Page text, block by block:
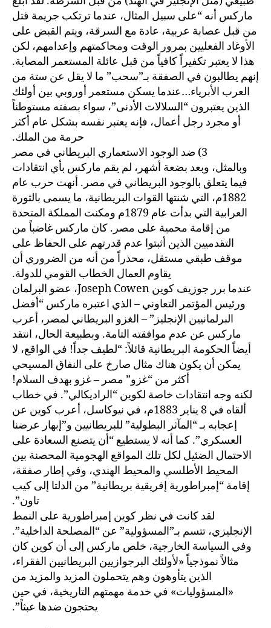
ماركس أنه “على سبيل المثال، عندما ترتكب جريمة قتل
من قبل عصابة عربية، عادة مع السرقة، ويتم القبض على
الأوغاد الفعليين بمرور الوقت ومحاكمتهم وإعدامهم، لكن
هذا لا يعتبر تكفيراً كافياً من قبل عائلة المستعمر المصابة.
إنهم يطالبون في الصفقة بـ”سحب” ما لا يقل عن ستة من
العرب الأبرياء…عندما يسكن مستعمر أوروبي بين أولئك
الذين يعتبرون “السلالات الأدنى”، سواء بصفته مستوطناً
أو مجرد رجل أعمال، فإنه يعتبر نفسه بشكل عام أكثر
حرمة من الملك.
3) ضد الوجود الاستعماري البريطاني في مصر
وبالمثل، وبعد بضعة أشهر، لم يقم ماركس بأي انتقادات
فيما يتعلق بالوجود البريطاني في مصر. أنهت حرب عام
1882م، التي شنتها القوات البريطانية، ما يسمى بالثورة
العرابية التي بدأت عام 1879م ومكنت المملكة المتحدة
من إقامة محمية على مصر. كان ماركس غاضباً من
التقدميين الذين أثبتوا عدم قدرتهم على الحفاظ على
موقف طبقي مستقل، محذراً من أنه من الضروري أن
يقاوم العمال الخطاب القومي للدولة.
عندما برر جوزيف كوين Joseph Cowen، عضو البرلمان
ورئيس المؤتمر التعاوني – الذي اعتبره ماركس “أفضل
البرلمانيين الإنجليز” – الغزو البريطاني لمصر، أعرب
ماركس عن عدم موافقته التامة. وبطبيعة الحال، انتقد
أيضاً الحكومة البريطانية قائلاً: “لطيف جداً! في الواقع، لا
يمكن أن يكون هناك مثال صارخ على النفاق المسيحي
أكثر من “غزو” مصر – غزو بهدف السلام!
لكنه وجه انتقادات خاصة لكوين “الراديكالي”. في خطاب
ألقاه في 8 يناير 1883م، في نيوكاسل، أعرب كوين عن
إعجابه بـ “المآثر البطولية” للبريطانيين و”إبهار عرضنا
العسكري”. كما أنه لا يستطيع “أن يتصنع السعادة على
الاحتمال الضئيل لكل تلك المواقع الهجومية المحصنة بين
المحيط الأطلسي والمحيط الهندي، وفي إطار صفقة،
إقامة “إمبراطورية إفريقية بريطانية” من الدلتا إلى كيب
تاون”.
لقد كانت في نظر كوين إمبراطورية على النمط
الإنجليزي، تتسم بـ”المسؤولية” عن “المصلحة الداخلية”.
وفي السياسة الخارجية، خلص ماركس إلى أن كوين كان
مثالاً نموذجياً «لأولئك البرجوازيين البريطانيين الفقراء،
الذين يتأوهون وهم يتحملون المزيد والمزيد من
«المسؤوليات» في خدمة مهمتهم التاريخية، في حين
يحتجون ضدها عبثاً”.